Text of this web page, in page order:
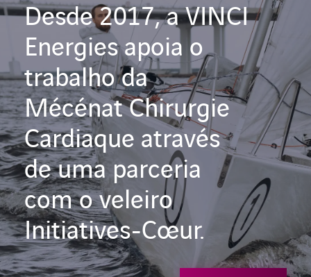
Desde 2017, a VINCI
Energies apoia o
trabalho da
Mécénat Chirurgie
Cardiaque através
de uma parceria
com o veleiro
Initiatives-Cœur.